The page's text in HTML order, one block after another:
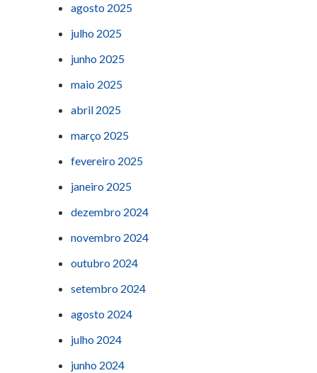
agosto 2025
julho 2025
junho 2025
maio 2025
abril 2025
março 2025
fevereiro 2025
janeiro 2025
dezembro 2024
novembro 2024
outubro 2024
setembro 2024
agosto 2024
julho 2024
junho 2024